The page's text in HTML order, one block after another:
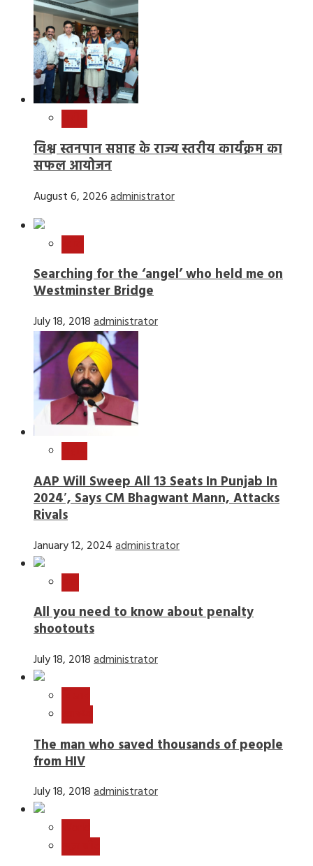
विश्व स्तनपान सप्ताह के राज्य स्तरीय कार्यक्रम का
सफल आयोजन
August 6, 2026administrator
Searching for the ‘angel’ who held me on
Westminster Bridge
July 18, 2018administrator
AAP Will Sweep All 13 Seats In Punjab In
2024′, Says CM Bhagwant Mann, Attacks
Rivals
January 12, 2024administrator
All you need to know about penalty
shootouts
July 18, 2018administrator
The man who saved thousands of people
from HIV
July 18, 2018administrator